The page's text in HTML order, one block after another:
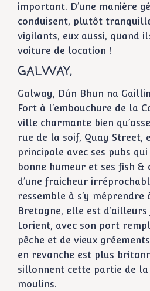
important. D’une manière
conduisent, plutôt
vigilants, eux aussi, quand
voiture de location !
GALWAY,
Galway, Dún Bhun na
Fort à l’embouchure de la
ville charmante bien
rue de la soif, Quay Street,
principale avec ses pubs
bonne humeur et ses fish &
d’une fraicheur
ressemble à s’y
Bretagne, elle est d’ailleurs
Lorient, avec son port
pêche et de vieux
en revanche est plus
sillonnent cette partie de
moulins.